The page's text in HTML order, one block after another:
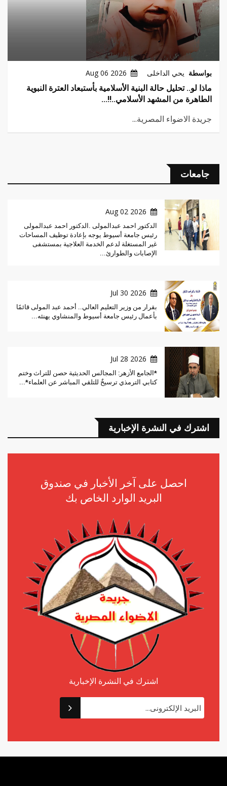
بواسطة يحي الداخلى
2026 Aug 06
ماذا لو.. تحليل حالة البنية الأسلامية بأستبعاد العترة النبوية
الطاهرة من المشهد الأسلامي..!!...
جريدة الاضواء المصرية...
جامعات
2026 Aug 02
الدكتور احمد عبدالمولى .الدكتور احمد عبدالمولى
رئيس جامعة أسيوط يوجه بإعادة توظيف المساحات
غير المستغلة لدعم الخدمة العلاجية بمستشفى
الإصابات والطوارئ...
2026 Jul 30
بقرار من وزير التعليم العالي.. أحمد عبد المولى قائمًا
بأعمال رئيس جامعة أسيوط والمنشاوي يهنئه...
2026 Jul 28
*الجامع الأزهر: المجالس الحديثية حصن للتراث وختم
كتابي الترمذي ترسيخٌ للتلقي المباشر عن العلماء*...
اشترك في النشرة الإخبارية
احصل على آخر الأخبار في صندوق
البريد الوارد الخاص بك
اشترك في النشرة الإخبارية